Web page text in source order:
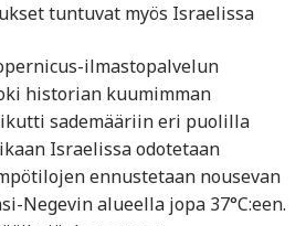
tuntuvat myös Israelissa
ilmastopalvelun
historian kuumimman
sademääriin eri puolilla
Israelissa odotetaan
ennustetaan nousevan
Negevin alueella jopa 37°C:een.